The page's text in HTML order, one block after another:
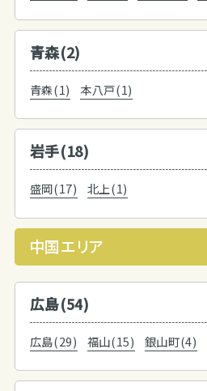
青森(2)
青森(1) 本八戸(1)
岩手(18)
盛岡(17) 北上(1)
中国エリア
広島(54)
広島(29) 福山(15) 銀山町(4)